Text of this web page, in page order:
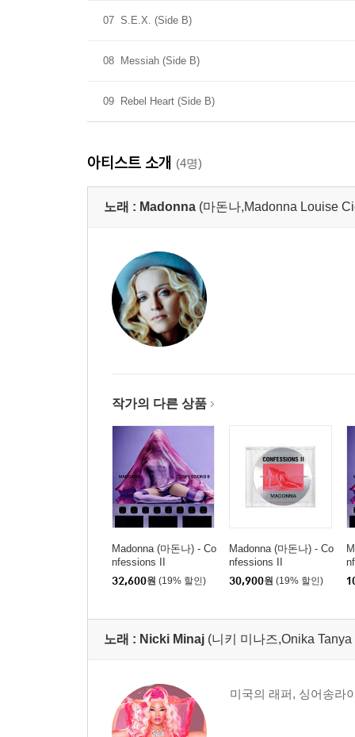
07 S.E.X. (Side B)
08 Messiah (Side B)
09 Rebel Heart (Side B)
아티스트 소개 (4명)
노래 : Madonna (마돈나,Madonna Louise
작가의 다른 상품
Madonna (마돈나) - Co
nfessions II
32,600원 (19% 할인)
Madonna (마돈나) - Co
nfessions II
30,900원 (19% 할인)
노래 : Nicki Minaj (니키 미나즈,Onika Tanya
미국의 래퍼, 싱어송라